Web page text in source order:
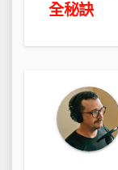
導
覽
全秘訣